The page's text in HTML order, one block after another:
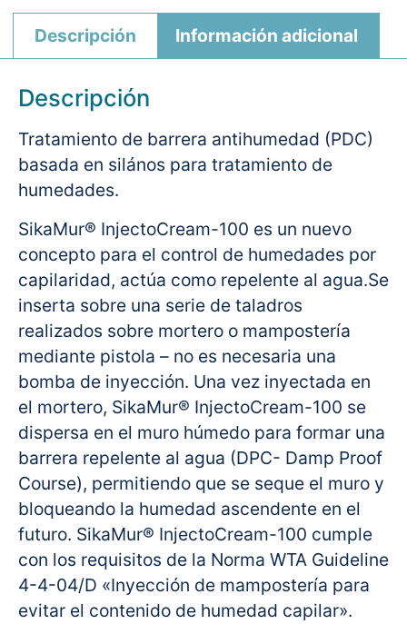
Descripción Información adicional
Descripción
Tratamiento de barrera antihumedad (PDC)
basada en silános para tratamiento de
humedades.
SikaMur® InjectoCream-100 es un nuevo
concepto para el control de humedades por
capilaridad, actúa como repelente al agua.Se
inserta sobre una serie de taladros
realizados sobre mortero o mampostería
mediante pistola – no es necesaria una
bomba de inyección. Una vez inyectada en
el mortero, SikaMur® InjectoCream-100 se
dispersa en el muro húmedo para formar una
barrera repelente al agua (DPC- Damp Proof
Course), permitiendo que se seque el muro y
bloqueando la humedad ascendente en el
futuro. SikaMur® InjectoCream-100 cumple
con los requisitos de la Norma WTA Guideline
4-4-04/D «Inyección de mampostería para
evitar el contenido de humedad capilar».